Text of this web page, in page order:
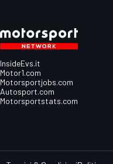
InsideEvs.it
Motor1.com
Motorsportjobs.com
Autosport.com
Motorsportstats.com